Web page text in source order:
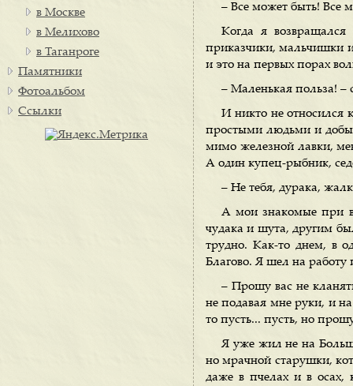
– Все может быть! Все
Когда я
приказчики, мальчишки
и это на первых порах
– Маленькая польза! –
И никто не относился
простыми людьми и
мимо железной лавки,
А один купец-рыбник,
– Не тебя, дурака,
А мои знакомые при
чудака и шута, другим
трудно. Как-то днем, в
Благово. Я шел на работу
– Прошу вас не
не подавая мне руки, и
то пусть... пусть, но
Я уже жил не на
но мрачной старушки,
даже в пчелах и в осах,
в Москве
в Мелихово
в Таганроге
Памятники
Фотоальбом
Ссылки